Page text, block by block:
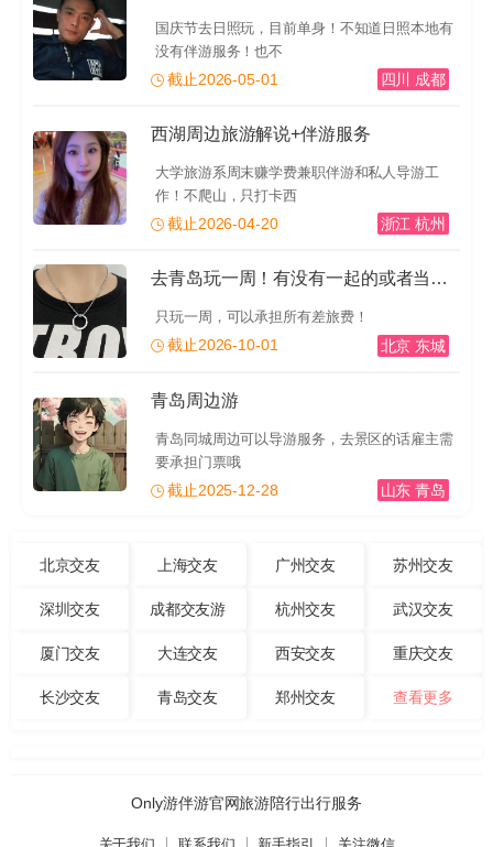
国庆节去日照玩，目前单身！不知道日照本地有
没有伴游服务！也不
截止2026-05-01 四川 成都
西湖周边旅游解说+伴游服务
大学旅游系周末赚学费兼职伴游和私人导游工
作！不爬山，只打卡西
截止2026-04-20 浙江 杭州
去青岛玩一周！有没有一起的或者当地的导游推荐一下！有
只玩一周，可以承担所有差旅费！
截止2026-10-01 北京 东城
青岛周边游
青岛同城周边可以导游服务，去景区的话雇主需
要承担门票哦
截止2025-12-28 山东 青岛
北京交友 上海交友 广州交友 苏州交友
深圳交友 成都交友游 杭州交友 武汉交友
厦门交友 大连交友 西安交友 重庆交友
长沙交友 青岛交友 郑州交友 查看更多
Only游伴游官网旅游陪行出行服务